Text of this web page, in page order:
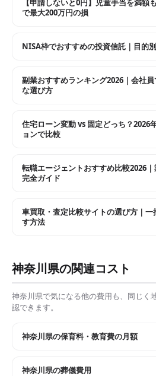
【申請しないと0円】児童手当を満額
で最大200万円の損
NISA枠でおすすめの投資信託｜目的
副業おすすめランキング2026｜会社
な選び方
住宅ローン変動 vs 固定どっち？2026
ョンで比較
転職エージェントおすすめ比較2026
完全ガイド
車買取・査定比較サイトの選び方｜
す方法
神奈川県の関連コスト
神奈川県で気になる他の費用も、同じく
認できます。
神奈川県の保育料・教育費の月額
神奈川県の葬儀費用